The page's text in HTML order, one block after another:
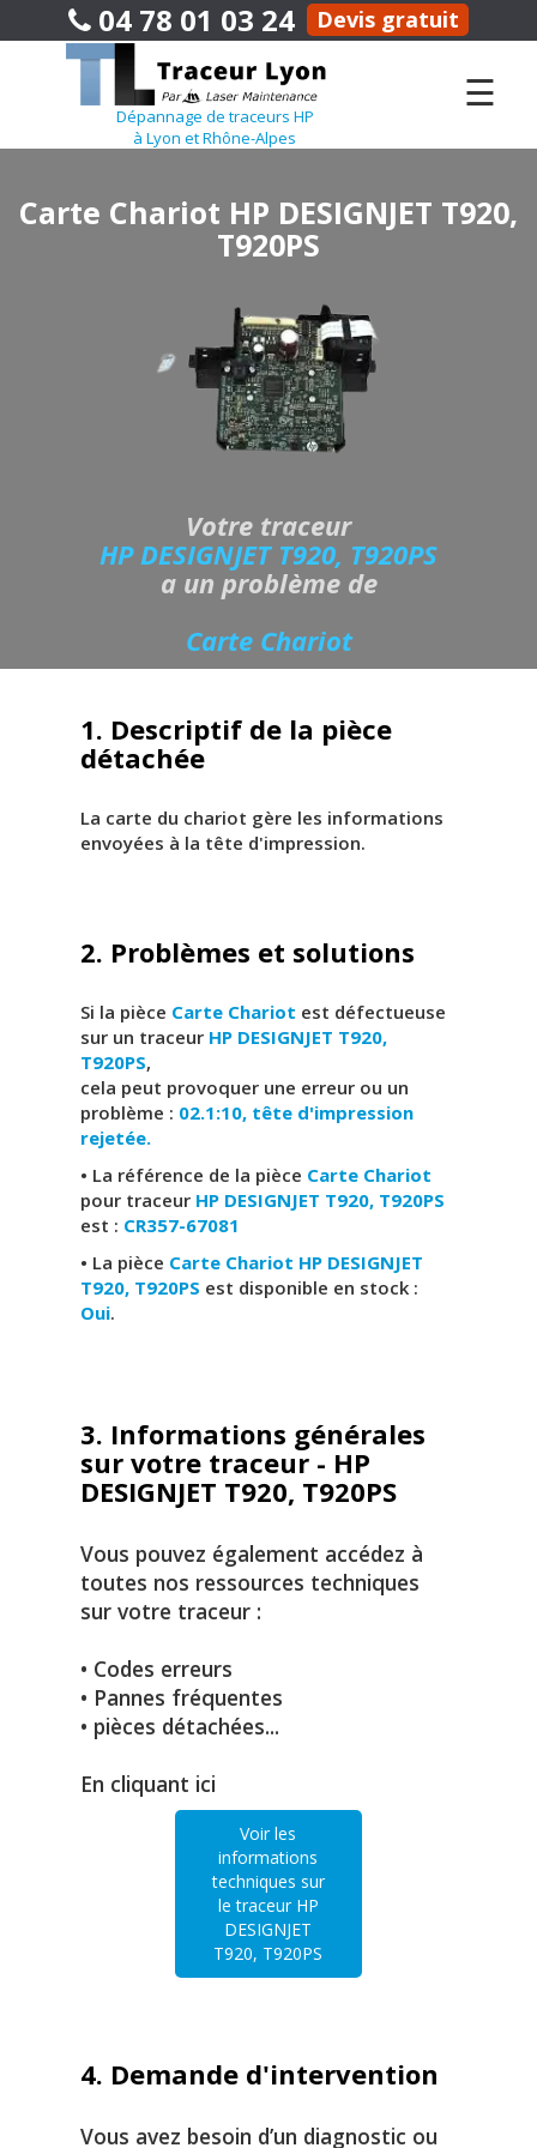
04 78 01 03 24 Devis gratuit
Dépannage de traceurs HP
à Lyon et Rhône-Alpes
☰
Carte Chariot HP DESIGNJET T920,
T920PS
Votre traceur
HP DESIGNJET T920, T920PS
a un problème de
Carte Chariot
1. Descriptif de la pièce
détachée
La carte du chariot gère les informations
envoyées à la tête d'impression.
2. Problèmes et solutions
Si la pièce Carte Chariot est défectueuse
sur un traceur HP DESIGNJET T920,
T920PS,
cela peut provoquer une erreur ou un
problème : 02.1:10, tête d'impression
rejetée.
• La référence de la pièce Carte Chariot
pour traceur HP DESIGNJET T920, T920PS
est : CR357-67081
• La pièce Carte Chariot HP DESIGNJET
T920, T920PS est disponible en stock :
Oui.
3. Informations générales
sur votre traceur - HP
DESIGNJET T920, T920PS
Vous pouvez également accédez à
toutes nos ressources techniques
sur votre traceur :
• Codes erreurs
• Pannes fréquentes
• pièces détachées...
En cliquant ici
Voir les
informations
techniques sur
le traceur HP
DESIGNJET
T920, T920PS
4. Demande d'intervention
Vous avez besoin d’un diagnostic ou